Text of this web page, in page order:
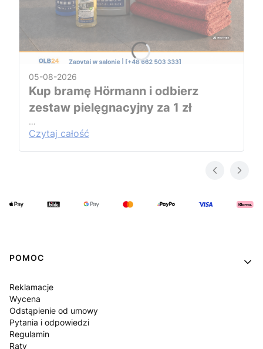
05-08-2026
Kup bramę Hörmann i odbierz
zestaw pielęgnacyjny za 1 zł
…
Czytaj całość
Linki w stopce
POMOC
Reklamacje
Wycena
Odstąpienie od umowy
Pytania i odpowiedzi
Regulamin
Raty